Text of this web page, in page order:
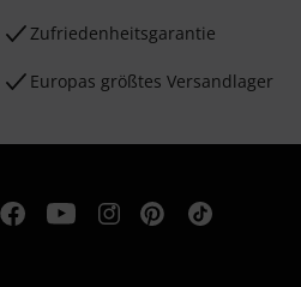
Zufriedenheitsgarantie
Europas größtes Versandlager